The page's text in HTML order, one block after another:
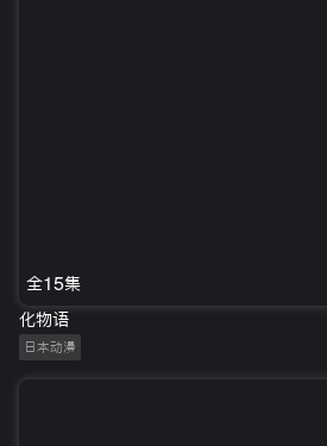
全15集
化物语
日本动漫